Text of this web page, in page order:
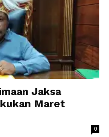
Jaksa
Maret
0